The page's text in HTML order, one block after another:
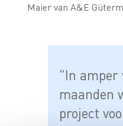
Maier van A&E
"In amper
maanden
project